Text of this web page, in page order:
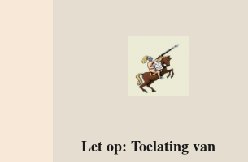
Let op: Toelating van